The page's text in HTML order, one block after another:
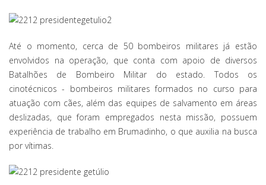
Até o momento, cerca de 50 bombeiros militares já estão
envolvidos na operação, que conta com apoio de diversos
Batalhões de Bombeiro Militar do estado. Todos os
cinotécnicos - bombeiros militares formados no curso para
atuação com cães, além das equipes de salvamento em áreas
deslizadas, que foram empregados nesta missão, possuem
experiência de trabalho em Brumadinho, o que auxilia na busca
por vítimas.